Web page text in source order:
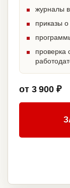
журналы
приказы
проверка
от 3 900 ₽